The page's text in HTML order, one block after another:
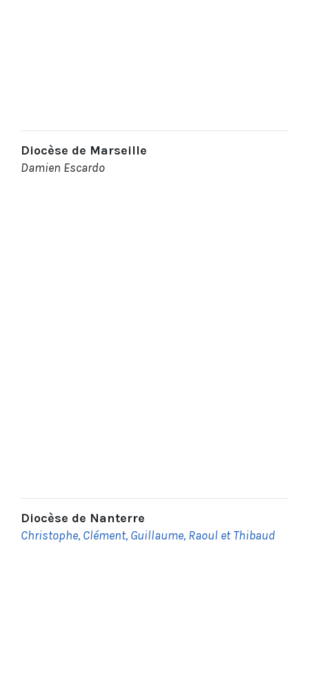
Diocèse de Marseille
Damien Escardo
Diocèse de Nanterre
Christophe, Clément, Guillaume, Raoul et Thibaud